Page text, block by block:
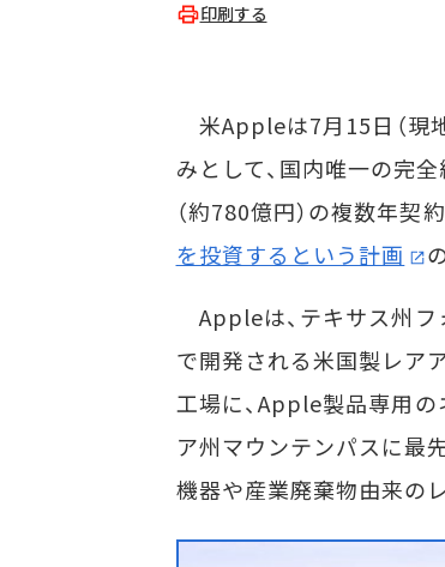
印刷する
米Appleは7月15日（現
みとして、国内唯一の完
（約780億円）の複数年契
を投資するという計画
Appleは、テキサス州
で開発される米国製レア
工場に、Apple製品専用
ア州マウンテンパスに最
機器や産業廃棄物由来の